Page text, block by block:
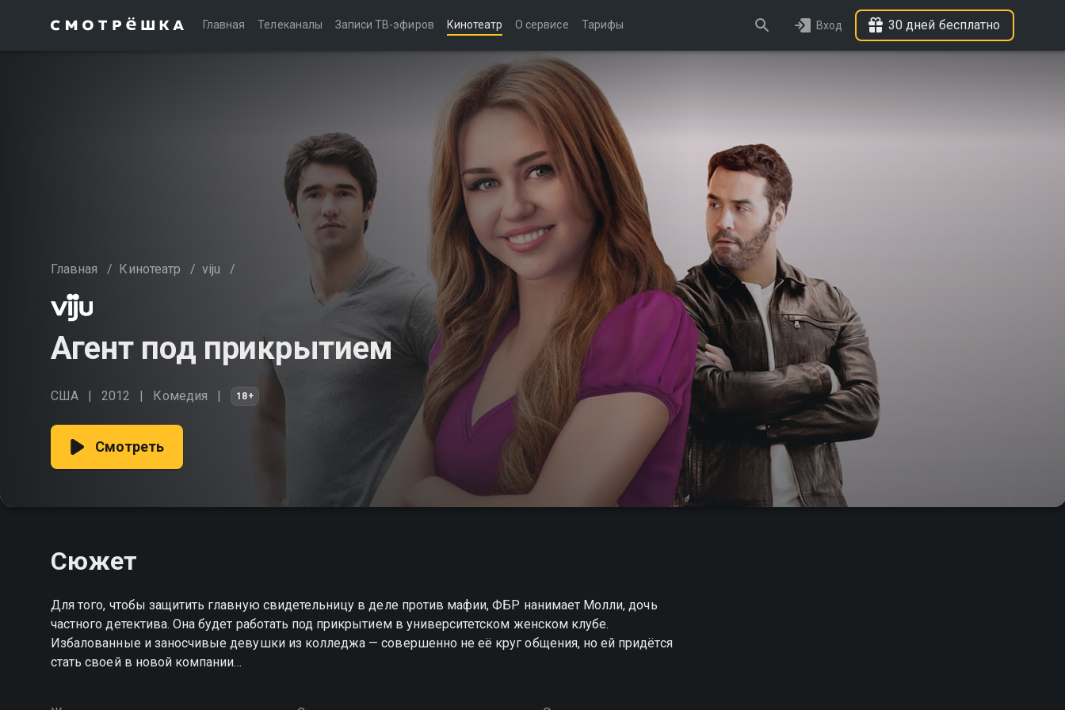
Главная Телеканалы Записи ТВ-эфиров Кинотеатр О сервисе Тарифы Вход 30 дней бесплатно
Главная / Кинотеатр / viju /
Агент под прикрытием
США 2012 Комедия 18+
Смотреть
Сюжет
Для того, чтобы защитить главную свидетельницу в деле против мафии, ФБР нанимает Молли, дочь
частного детектива. Она будет работать под прикрытием в университетском женском клубе.
Избалованные и заносчивые девушки из колледжа — совершенно не её круг общения, но ей придётся
стать своей в новой компании…